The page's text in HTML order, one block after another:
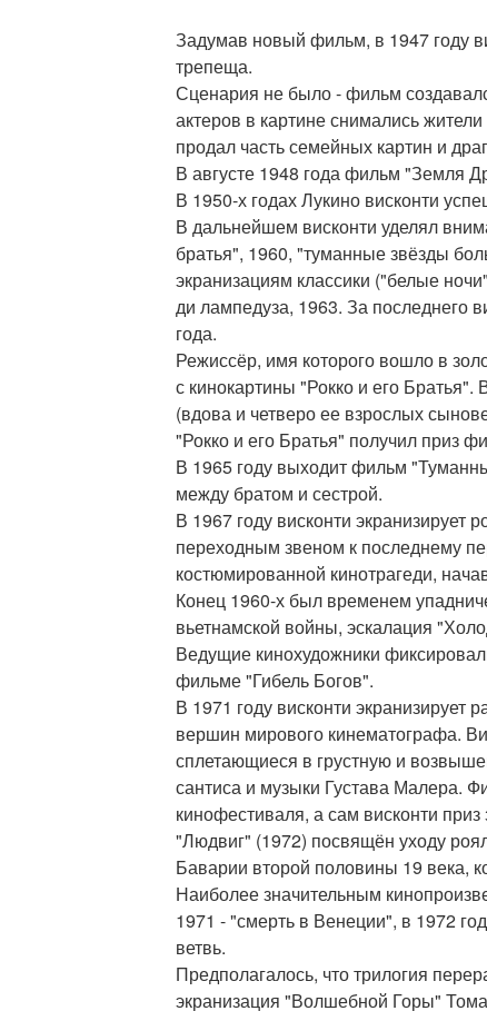
Задумав новый фильм, в 1947 году
трепеща.
Сценария не было - фильм
актеров в картине снимались
продал часть семейных картин и
В августе 1948 года фильм "Земля
В 1950-х годах Лукино висконти
В дальнейшем висконти уделял
братья", 1960, "туманные звёзды
экранизациям классики ("белые
ди лампедуза, 1963. За последнего
года.
Режиссёр, имя которого вошло в
с кинокартины "Рокко и его
(вдова и четверо ее взрослых
"Рокко и его Братья" получил приз
В 1965 году выходит фильм
между братом и сестрой.
В 1967 году висконти экранизирует
переходным звеном к последнему
костюмированной кинотрагеди,
Конец 1960-х был временем
вьетнамской войны, эскалация
Ведущие кинохудожники
фильме "Гибель Богов".
В 1971 году висконти экранизирует
вершин мирового кинематографа.
сплетающиеся в грустную и
сантиса и музыки Густава Малера.
кинофестиваля, а сам висконти приз
"Людвиг" (1972) посвящён уходу
Баварии второй половины 19 века,
Наиболее значительным
1971 - "смерть в Венеции", в 1972
ветвь.
Предполагалось, что трилогия
экранизация "Волшебной Горы"